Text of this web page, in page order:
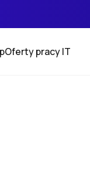
Oferty pracy IT